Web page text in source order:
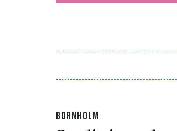
BORNHOLM